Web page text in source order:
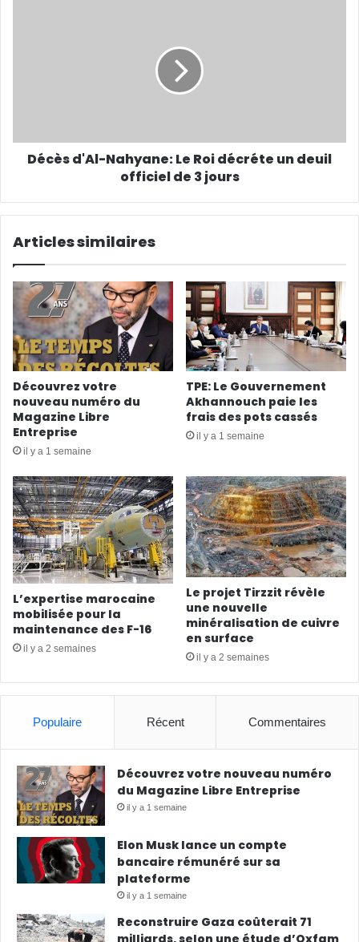
Décès d'Al-Nahyane: Le Roi décréte un deuil
officiel de 3 jours
Articles similaires
Découvrez votre
nouveau numéro du
Magazine Libre
Entreprise
il y a 1 semaine
TPE: Le Gouvernement
Akhannouch paie les
frais des pots cassés
il y a 1 semaine
L’expertise marocaine
mobilisée pour la
maintenance des F-16
il y a 2 semaines
Le projet Tirzzit révèle
une nouvelle
minéralisation de cuivre
en surface
il y a 2 semaines
Populaire Récent Commentaires
Découvrez votre nouveau numéro
du Magazine Libre Entreprise
il y a 1 semaine
Elon Musk lance un compte
bancaire rémunéré sur sa
plateforme
il y a 1 semaine
Reconstruire Gaza coûterait 71